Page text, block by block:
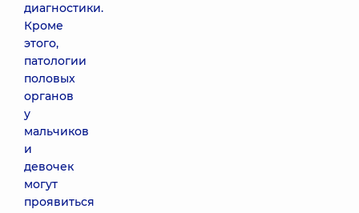
диагностики.
Кроме
этого,
патологии
половых
органов
у
мальчиков
и
девочек
могут
проявиться